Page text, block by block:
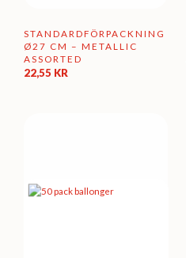
STANDARDFÖRPACKNING
Ø27 CM – METALLIC
ASSORTED
22,55 KR